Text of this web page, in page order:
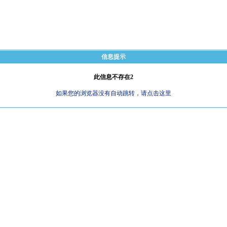
信息提示
此信息不存在2
如果您的浏览器没有自动跳转，请点击这里